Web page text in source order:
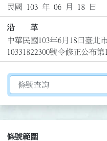
民國 103 年 06 月 18 日
沿 革
中華民國103年6月18日臺北
10331822300號令修正公布第
切換選擇法規資訊內容
條號範圍